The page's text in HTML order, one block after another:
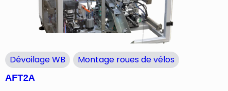
Dévoilage WB Montage roues de vélos
AFT2A